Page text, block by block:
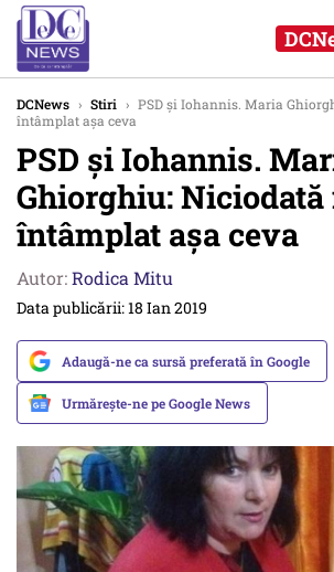
DCNews › Stiri › PSD și Iohannis. Maria
întâmplat așa ceva
PSD și Iohannis.
Ghiorghiu: Niciodată
întâmplat așa ceva
Autor:Rodica Mitu
Data publicării: 18 Ian 2019
Adaugă-ne ca sursă preferată în Google
Urmărește-ne pe Google News